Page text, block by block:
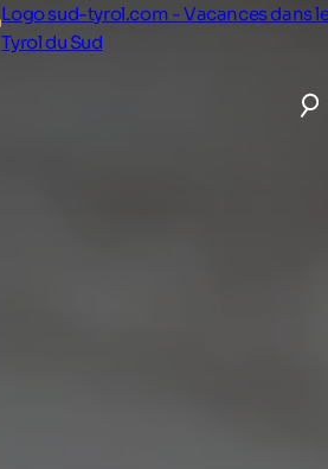
Logo sud-tyrol.com - Vacances dans
Tyrol du Sud